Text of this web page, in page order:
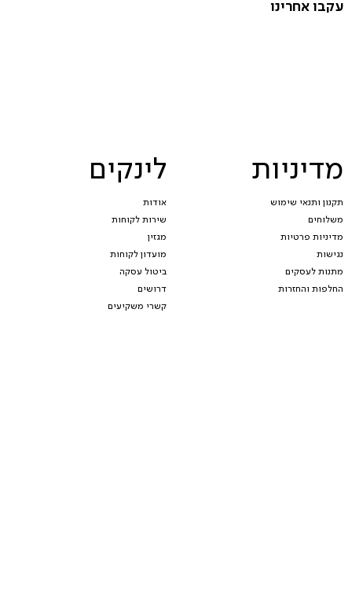
מדיניות
תקנון ותנאי שימוש
משלוחים
מדיניות פרטיות
נגישות
מתנות לעסקים
החלפות והחזרות
לינקים
אודות
שירות לקוחות
מגזין
מועדון לקוחות
ביטול עסקה
דרושים
קשרי משקיעים
עקבו אחרינו